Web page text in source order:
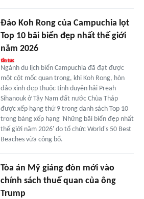
Đảo Koh Rong của Campuchia lọt
Top 10 bãi biển đẹp nhất thế giới
năm 2026
Ngành du lịch biển Campuchia đã đạt được
một cột mốc quan trọng, khi Koh Rong, hòn
đảo xinh đẹp thuộc tỉnh duyên hải Preah
Sihanouk ở Tây Nam đất nước Chùa Tháp
được xếp hạng thứ 9 trong danh sách Top 10
trong bảng xếp hạng 'Những bãi biển đẹp nhất
thế giới năm 2026' do tổ chức World's 50 Best
Beaches vừa công bố.
Tòa án Mỹ giáng đòn mới vào
chính sách thuế quan của ông
Trump